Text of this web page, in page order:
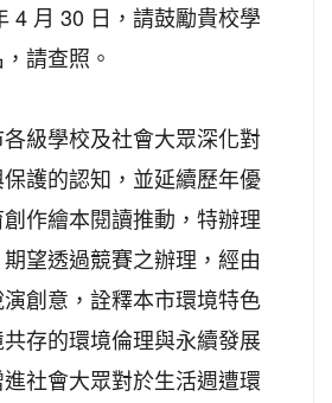
4 月 30 日，請鼓勵貴校學
請查照。
級學校及社會大眾深化對
護的認知，並延續歷年優
作繪本閱讀推動，特辦理
望透過競賽之辦理，經由
創意，詮釋本市環境特色
存的環境倫理與永續發展
社會大眾對於生活週遭環